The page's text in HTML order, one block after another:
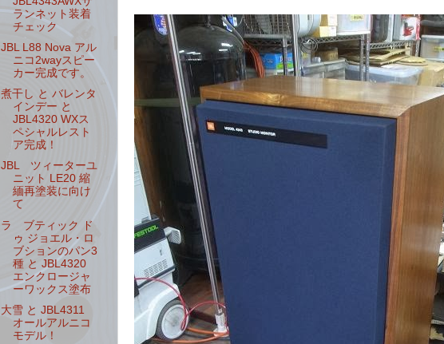
ランネット装着
チェック
JBL L88 Nova アル
ニコ2wayスピー
カー完成です。
煮干し と バレンタ
インデー と
JBL4320 WXス
ペシャルレスト
ア完成！
JBL ツィーターユ
ニット LE20 縮
緬再塗装に向け
て
ラ ブティック ド
ゥ ジョエル・ロ
ブションのパン3
種 と JBL4320
エンクロージャ
ーワックス塗布
大雪 と JBL4311
オールアルニコ
モデル！